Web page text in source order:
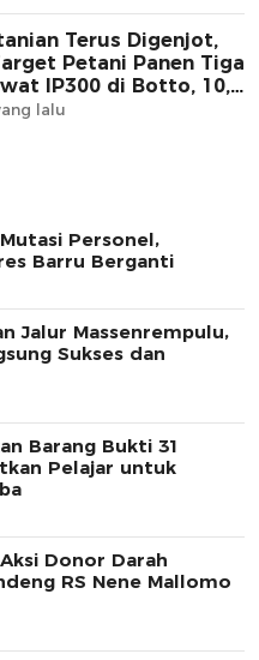
Terus Digenjot,
Petani Panen Tiga
IP300 di Botto, 10,5
Diolah
lalu
Personel,
Barru Berganti
Jalur Massenrempulu,
Sukses dan
Barang Bukti 31
Pelajar untuk
Donor Darah
RS Nene Mallomo